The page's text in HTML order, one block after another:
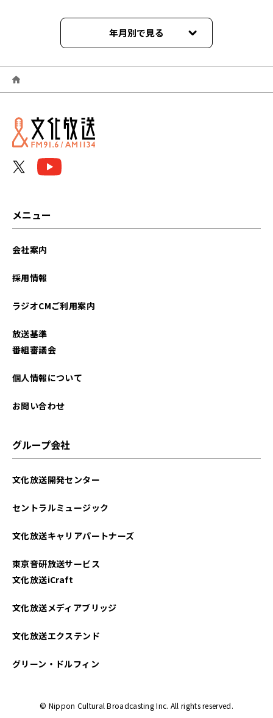
年月別で見る
2026年04月
2026年02月
2026年01月
2025年02月
2024年09月
メニュー
会社案内
採用情報
ラジオCMご利用案内
放送基準
番組審議会
個人情報について
お問い合わせ
グループ会社
文化放送開発センター
セントラルミュージック
文化放送キャリアパートナーズ
東京音研放送サービス
文化放送iCraft
文化放送メディアブリッジ
文化放送エクステンド
グリーン・ドルフィン
© Nippon Cultural Broadcasting Inc. All rights reserved.